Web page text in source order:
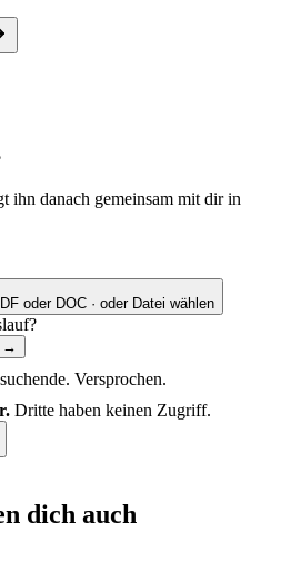
ihn danach gemeinsam mit dir in
oder DOC · oder Datei wählen
→
Versprochen.
Dritte haben keinen Zugriff.
dich auch